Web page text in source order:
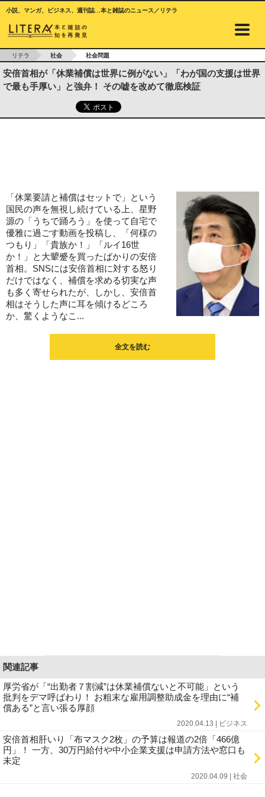
小説、マンガ、ビジネス、週刊誌…本と雑誌のニュース／リテラ
リテラ 社会 社会問題
安倍首相が「休業補償は世界に例がない」「わが国の支援は世界
で最も手厚い」と強弁！ その嘘を改めて徹底検証
「休業要請と補償はセットで」という
国民の声を無視し続けている上、星野
源の「うちで踊ろう」を使って自宅で
優雅に過ごす動画を投稿し、「何様の
つもり」「貴族か！」「ルイ16世
か！」と大顰蹙を買ったばかりの安倍
首相。SNSには安倍首相に対する怒り
だけではなく、補償を求める切実な声
も多く寄せられたが、しかし、安倍首
相はそうした声に耳を傾けるどころ
か、驚くようなこ...
全文を読む
関連記事
厚労省が「“出勤者７割減”は休業補償ないと不可能」という
批判をデマ呼ばわり！ お粗末な雇用調整助成金を理由に“補
償ある”と言い張る厚顔
2020.04.13 | ビジネス
安倍首相肝いり「布マスク2枚」の予算は報道の2倍「466億
円」！ 一方、30万円給付や中小企業支援は申請方法や窓口も
未定
2020.04.09 | 社会